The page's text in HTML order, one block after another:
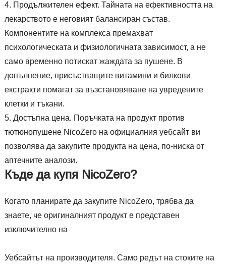
Продължителен ефект. Тайната на ефективността на
лекарството е неговият балансиран състав.
Компонентите на комплекса премахват
психологическата и физиологичната зависимост, а не
само временно потискат жаждата за пушене. В
допълнение, присъстващите витамини и билкови
екстракти помагат за възстановяване на увредените
клетки и тъкани.
Достъпна цена. Поръчката на продукт против
тютюнопушене NicoZero на официалния уебсайт ви
позволява да закупите продукта на цена, по-ниска от
аптечните аналози.
Къде да купя NicoZero?
Когато планирате да закупите NicoZero, трябва да
знаете, че оригиналният продукт е представен
изключително на
Уебсайтът на производителя. Само редът на стоките на